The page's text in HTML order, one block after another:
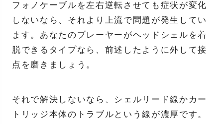
フォノケーブルを左右逆転させても症状が変化
しないなら、それより上流で問題が発生してい
ます。あなたのプレーヤーがヘッドシェルを着
脱できるタイプなら、前述したように外して接
点を磨きましょう。
それで解決しないなら、シェルリード線かカー
トリッジ本体のトラブルという線が濃厚です。